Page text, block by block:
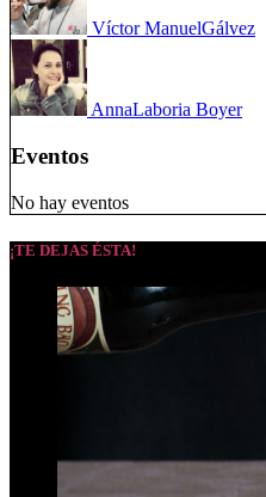
Víctor ManuelGálvez
AnnaLaboria Boyer
Eventos
No hay eventos
¡TE DEJAS ÉSTA!